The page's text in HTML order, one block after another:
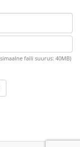
faili suurus: 40MB)